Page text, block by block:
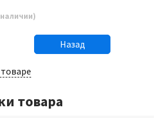
Назад
товара